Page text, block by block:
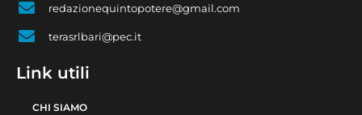
redazionequintopotere@gmail.com
terasrlbari@pec.it
Link utili
CHI SIAMO